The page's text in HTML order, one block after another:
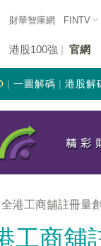
財華智庫網 FINTV
港股100強 官網
一圖解碼 港股解
港工商舖註冊量
工商舖